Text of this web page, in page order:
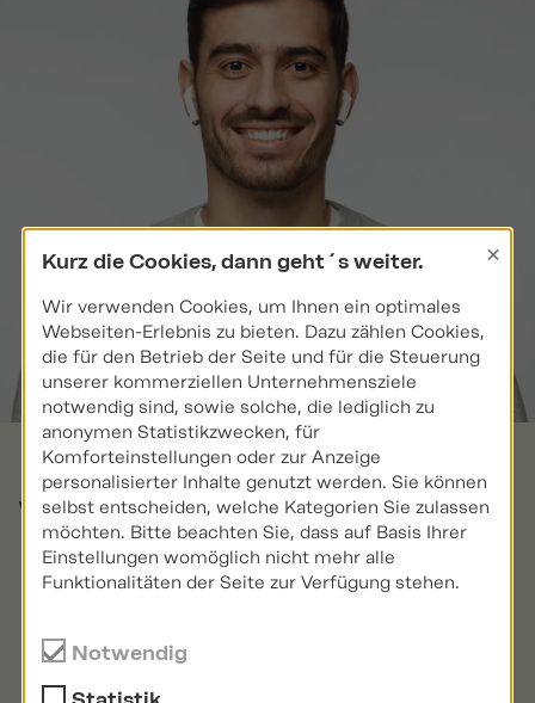
Wie läuft ein ganz
normaler Tag bei
uns ab?
Kurz die Cookies, dann geht´s weiter. ×
Wir verwenden Cookies, um Ihnen ein optimales
Webseiten-Erlebnis zu bieten. Dazu zählen Cookies,
die für den Betrieb der Seite und für die Steuerung
unserer kommerziellen Unternehmensziele
notwendig sind, sowie solche, die lediglich zu
anonymen Statistikzwecken, für
Komforteinstellungen oder zur Anzeige
personalisierter Inhalte genutzt werden. Sie können
selbst entscheiden, welche Kategorien Sie zulassen
möchten. Bitte beachten Sie, dass auf Basis Ihrer
Einstellungen womöglich nicht mehr alle
Funktionalitäten der Seite zur Verfügung stehen.
Notwendig